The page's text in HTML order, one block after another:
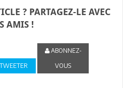
? PARTAGEZ-LE AVEC
AMIS !
ABONNEZ-
VOUS